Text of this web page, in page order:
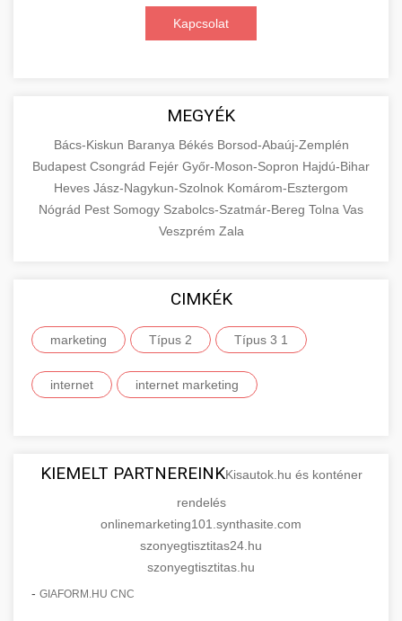
Kapcsolat
MEGYÉK
Bács-Kiskun Baranya Békés Borsod-Abaúj-Zemplén
Budapest Csongrád Fejér Győr-Moson-Sopron Hajdú-Bihar
Heves Jász-Nagykun-Szolnok Komárom-Esztergom
Nógrád Pest Somogy Szabolcs-Szatmár-Bereg Tolna Vas
Veszprém Zala
CIMKÉK
marketing Típus 2 Típus 3 1
internet internet marketing
KIEMELT PARTNEREINKKisautok.hu és konténer
rendelés
onlinemarketing101.synthasite.com
szonyegtisztitas24.hu
szonyegtisztitas.hu
- GIAFORM.HU CNC